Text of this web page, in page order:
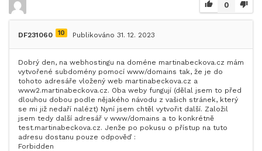
0
DF231060 10 Publikováno 31. 12. 2023
Dobrý den, na webhostingu na doméne martinabeckova.cz mám
vytvořené subdomény pomocí www/domains tak, že je do
tohoto adresáře vložený web martinabeckova.cz a
www2.martinabeckova.cz. Oba weby fungují (dělal jsem to před
dlouhou dobou podle nějakého návodu z vašich stránek, který
se mi již nedaří nalézt) Nyní jsem chtěl vytvořit další. Založil
jsem tedy další adresář v www/domains a to konkrétně
test.martinabeckova.cz. Jenže po pokusu o přístup na tuto
adresu dostanu pouze odpověď :
Forbidden